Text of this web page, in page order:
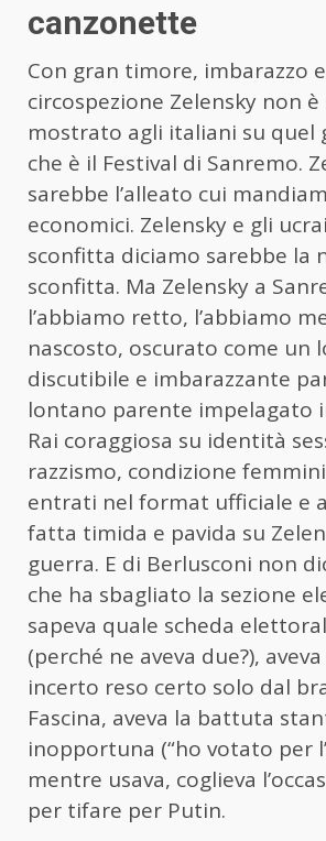
canzonette
Con gran timore, imbarazzo e
circospezione Zelensky non
mostrato agli italiani su quel
che è il Festival di Sanremo.
sarebbe l’alleato cui
economici. Zelensky e gli
sconfitta diciamo sarebbe la
sconfitta. Ma Zelensky a
l’abbiamo retto, l’abbiamo
nascosto, oscurato come un
discutibile e imbarazzante
lontano parente impelagato
Rai coraggiosa su identità
razzismo, condizione
entrati nel format ufficiale e
fatta timida e pavida su
guerra. E di Berlusconi non
che ha sbagliato la sezione
sapeva quale scheda
(perché ne aveva due?),
incerto reso certo solo dal
Fascina, aveva la battuta
inopportuna (“ho votato per
mentre usava, coglieva
per tifare per Putin.